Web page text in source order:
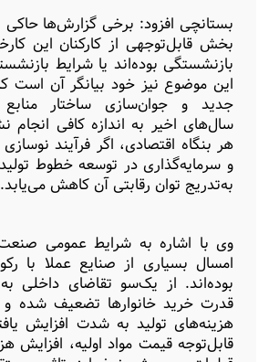
بستانچی افزود: برخی گزارش‌ها
بخش قابل‌توجهی از کارکنان این
بازنشستگی بوده‌اند یا شرایط
این موضوع نیز خود بیانگر آن است
جدید و جوان‌سازی ساختار
سال‌های اخیر به اندازه کافی
هر بنگاه اقتصادی، اگر فرآیند
و سرمایه‌گذاری در توسعه خطوط
به‌تدریج توان رقابتی آن کاهش می‌یابد.
وی با اشاره به شرایط عمومی
امسال بسیاری از صنایع عملا با
بوده‌اند. از یک‌سو تقاضای داخلی
قدرت خرید خانوارها تضعیف شده
هزینه‌های تولید به شدت افزایش
قابل‌توجه قیمت مواد اولیه، افزایش